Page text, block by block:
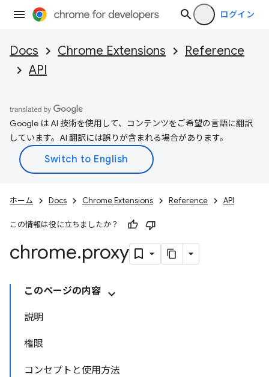
ログイン
Docs Chrome Extensions
Reference
API
Google は AI 技術を使用して、コンテンツをご希望の言語に翻訳
しています。AI 翻訳には誤りが含まれる場合があります。
ホーム Docs Chrome Extensions Reference API
この情報は役に立ちましたか？
chrome.proxy
このページの内容
説明
権限
コンセプトと使用方法